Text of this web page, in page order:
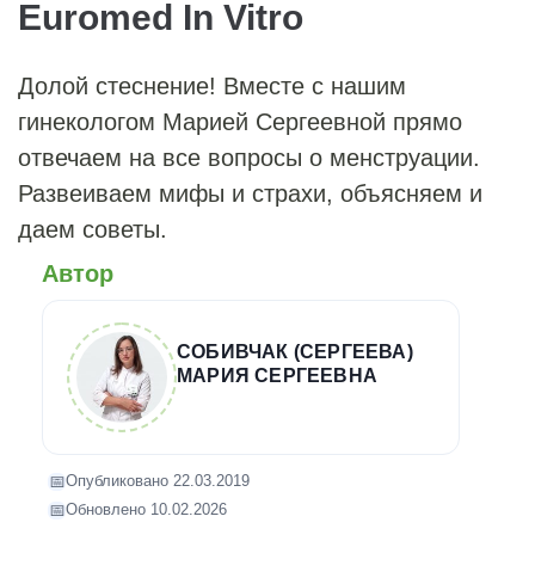
Euromed In Vitro
Долой стеснение! Вместе с нашим
гинекологом Марией Сергеевной прямо
отвечаем на все вопросы о менструации.
Развеиваем мифы и страхи, объясняем и
даем советы.
Автор
СОБИВЧАК (СЕРГЕЕВА)
МАРИЯ СЕРГЕЕВНА
📅Опубликовано 22.03.2019
📅Обновлено 10.02.2026